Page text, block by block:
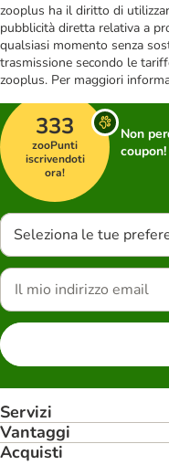
zooplus ha il diritto di
pubblicità diretta relativa a
qualsiasi momento senza
trasmissione secondo le
zooplus. Per maggiori
333
zooPunti
iscrivendoti
ora!
Non
coupon!
Seleziona le tue
Servizi
Vantaggi
Acquisti